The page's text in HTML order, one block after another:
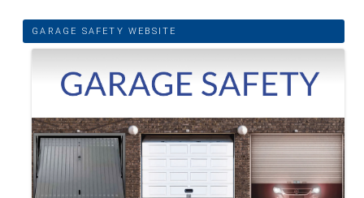
GARAGE SAFETY WEBSITE